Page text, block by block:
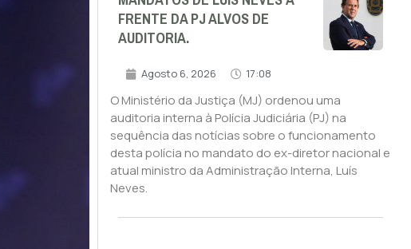
FRENTE DA PJ ALVOS DE
AUDITORIA.
Agosto 6, 2026 17:08
O Ministério da Justiça (MJ) ordenou uma
auditoria interna à Polícia Judiciária (PJ) na
sequência das notícias sobre o funcionamento
desta polícia no mandato do ex-diretor nacional e
atual ministro da Administração Interna, Luís
Neves.